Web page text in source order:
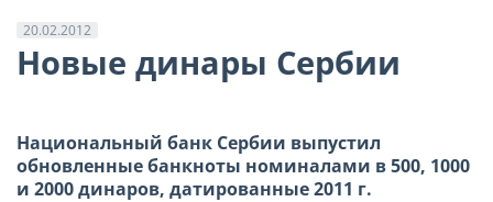
20.02.2012
Новые динары Сербии
Национальный банк Сербии выпустил
обновленные банкноты номиналами в 500, 1000
и 2000 динаров, датированные 2011 г.